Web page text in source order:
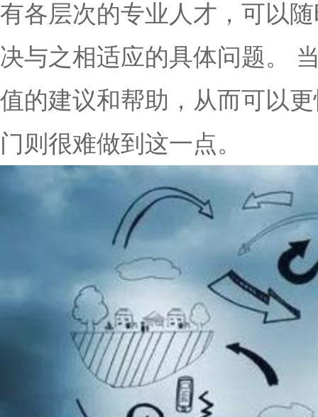
有各层次的专业人才，可以
决与之相适应的具体问题。
值的建议和帮助，从而可以
门则很难做到这一点。